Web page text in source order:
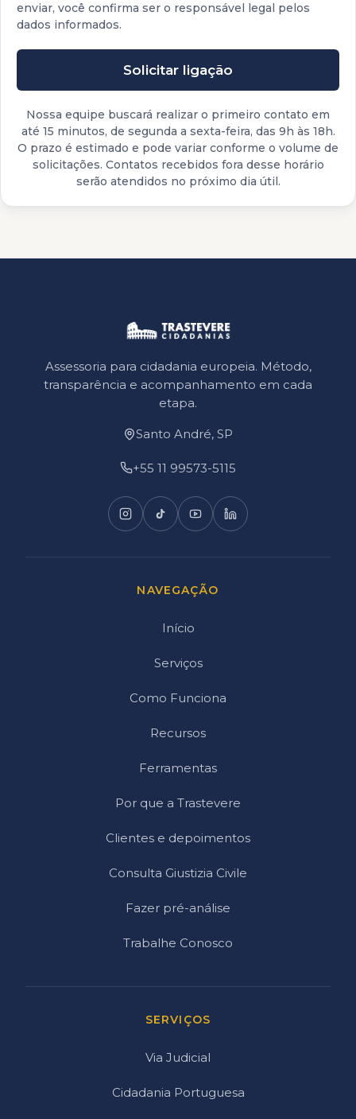
enviar, você confirma ser o responsável legal pelos
dados informados.
Solicitar ligação
Nossa equipe buscará realizar o primeiro contato em
até 15 minutos, de segunda a sexta-feira, das 9h às 18h.
O prazo é estimado e pode variar conforme o volume de
solicitações. Contatos recebidos fora desse horário
serão atendidos no próximo dia útil.
Assessoria para cidadania europeia. Método,
transparência e acompanhamento em cada
etapa.
Santo André, SP
+55 11 99573-5115
NAVEGAÇÃO
Início
Serviços
Como Funciona
Recursos
Ferramentas
Por que a Trastevere
Clientes e depoimentos
Consulta Giustizia Civile
Fazer pré-análise
Trabalhe Conosco
SERVIÇOS
Via Judicial
Cidadania Portuguesa